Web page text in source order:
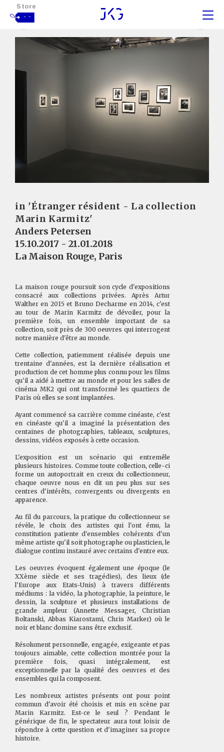
Store
- -
in 'Étranger résident - La collection
Marin Karmitz'
Anders Petersen
15.10.2017 - 21.01.2018
La Maison Rouge, Paris
La maison rouge poursuit son cycle d'expositions
consacré aux collections privées. Après Artur
Walther en 2015 et Bruno Decharme en 2014, c'est
au tour de Marin Karmitz de dévoiler, pour la
première fois, un ensemble important de sa
collection, soit près de 300 oeuvres qui interrogent
notre manière d'être au monde.
Cette collection, patiemment réalisée depuis une
trentaine d'années, est la dernière réalisation et
production de cet homme plus connu pour les films
qu'il a aidé à mettre au monde et pour les salles de
cinéma MK2 qui ont transformé les quartiers de
Paris où elles se sont implantées.
Ayant commencé sa carrière comme cinéaste, c'est
en cinéaste qu'il a imaginé la présentation des
centaines de photographies, tableaux, sculptures,
dessins, vidéos exposés à cette occasion.
L'exposition est un scénario qui entremêle
plusieurs histoires. Comme toute collection, celle-ci
forme un autoportrait en creux du collectionneur,
chaque oeuvre nous en dit un peu plus sur ses
centres d'intérêts, convergents ou divergents en
apparence.
Au fil du parcours, la pratique du collectionneur se
révèle, le choix des artistes qui l'ont ému, la
constitution patiente d'ensembles cohérents d'un
même artiste qu'il soit photographe ou plasticien, le
dialogue continu instauré avec certains d'entre eux.
Les oeuvres évoquent également une époque (le
XXème siècle et ses tragédies), des lieux (de
l'Europe aux Etats-Unis) à travers différents
médiums : la vidéo, la photographie, la peinture, le
dessin, la sculpture et plusieurs installations de
grande ampleur (Annette Messager, Christian
Boltanski, Abbas Kiarostami, Chris Marker) où le
noir et blanc domine sans être exclusif.
Résolument personnelle, engagée, exigeante et pas
toujours aimable, cette collection montrée pour la
première fois, quasi intégralement, est
exceptionnelle par la qualité des oeuvres et des
ensembles qui la composent.
Les nombreux artistes présents ont pour point
commun d'avoir été choisis et mis en scène par
Marin Karmitz. Est-ce le seul ? Pendant le
générique de fin, le spectateur aura tout loisir de
répondre à cette question et d'imaginer sa propre
histoire.